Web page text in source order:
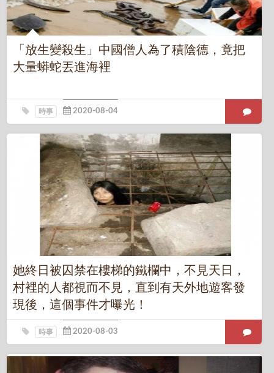
「放生變殺生」中國僧人為了積陰德，竟把
大量蟒蛇丟進海裡
時事
她終日被囚禁在樓梯的鐵欄中，不見天日，
村裡的人都視而不見，直到有天外地遊客發
現後，這個事件才曝光！
時事